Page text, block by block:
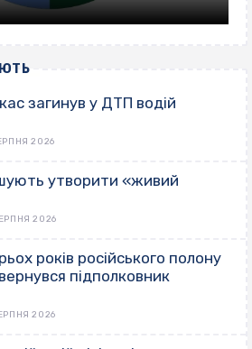
загинув у ДТП водій
2026
утворити «живий
2026
років російського полону
підполковник
2026